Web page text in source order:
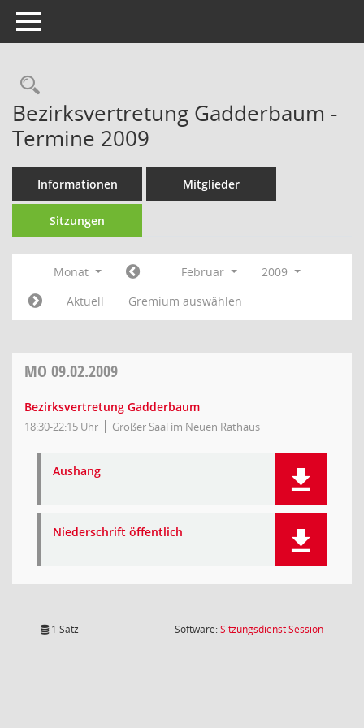
Toggle navigation
Rechercheauswahl
Bezirksvertretung Gadderbaum -
Termine 2009
Informationen Mitglieder
Sitzungen
Monat Februar
2009
Aktuell
Gremium auswählen
MO 09.02.2009
Bezirksvertretung Gadderbaum
18:30-22:15 Uhr Großer Saal im Neuen Rathaus
Aushang
Niederschrift öffentlich
1 Satz Software:SitzungsdienstSession(Wird in